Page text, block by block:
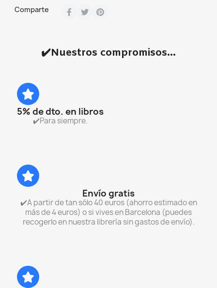
Comparte
✔️Nuestros compromisos...
5% de dto. en libros
✔️Para siempre.
Envío gratis
✔️A partir de tan sólo 40 euros (ahorro estimado en
más de 4 euros) o si vives en Barcelona (puedes
recogerlo en nuestra librería sin gastos de envío).